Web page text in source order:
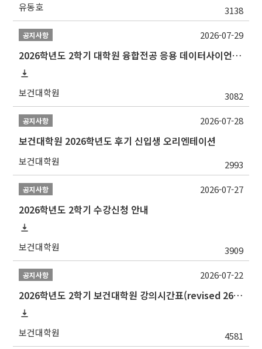
유동호 3138
공지사항
2026학년도 2학기 대학원 융합전공 응용 데이터사이언스 선발 계획 알림
보건대학원 3082
2026-07-29
공지사항
보건대학원 2026학년도 후기 신입생 오리엔테이션
보건대학원 2993
2026-07-28
공지사항
2026학년도 2학기 수강신청 안내
보건대학원 3909
2026-07-27
공지사항
2026학년도 2학기 보건대학원 강의시간표(revised 260803)(2026 2nd SEMESTER SNU GSPH TIMETABLE)
보건대학원 4581
2026-07-22